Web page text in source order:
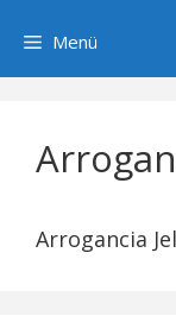
Menü
Arrogancia